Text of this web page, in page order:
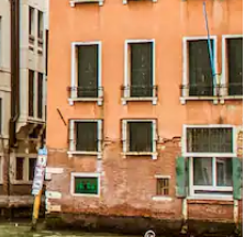
και κάτω βέλους, να την